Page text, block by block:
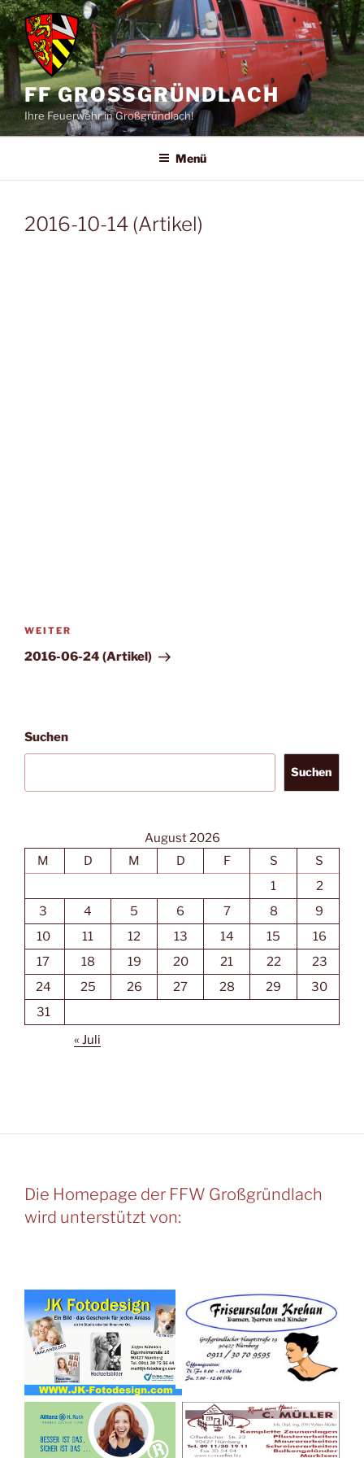
Zum
Inhalt
springen
FF GROSSGRÜNDLACH
Ihre Feuerwehr in Großgründlach!
Menü
2016-10-14 (Artikel)
Nächster
Beitrag
WEITER
2016-06-24 (Artikel)
Suchen
Suchen
August 2026
M
D M D F S
S
1
2
3
4 5 6 7 8
9
10
11 12 13 14 15
16
17
18 19 20 21 22
23
24
25 26 27 28 29
30
31
« Juli
Die Homepage der FFW Großgründlach
wird unterstützt von: